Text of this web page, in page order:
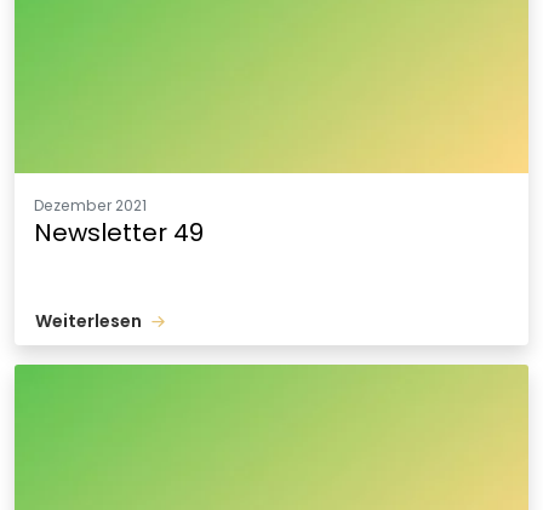
Dezember 2021
Newsletter 49
Weiterlesen